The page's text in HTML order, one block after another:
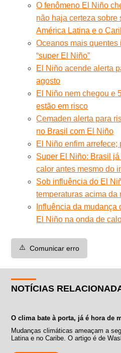
O fenômeno El Niño
não haja certeza sobre
América Latina e o
Oceanos mais
“super El Niño”
El Niño acende alerta
agosto
El Niño nem chegou e
estão em risco
Cemaden alerta para
no Brasil com El Niño
El Niño enfim arrefece;
Super El Niño: Brasil
calor antes mesmo do
Sob influência do El
temperaturas acima da
Influência da
El Niño na onda de
⚠️ Comunicar erro
NOTÍCIAS
O clima bate à porta, já é hora de
Mudanças climáticas ameaçam a
Latina e no Caribe. O artigo é de